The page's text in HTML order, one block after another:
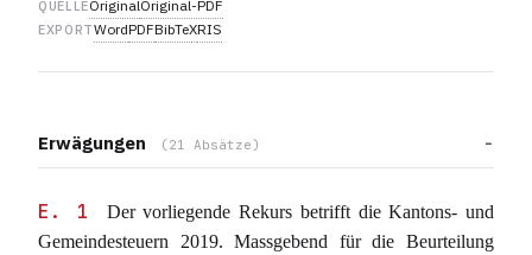
QUELLEOriginalOriginal-PDF
EXPORTWordPDFBibTeXRIS
Erwägungen (21 Absätze)
E. 1
Der vorliegende Rekurs betrifft die Kantons- und
Gemeindesteuern 2019. Massgebend für die Beurteilung